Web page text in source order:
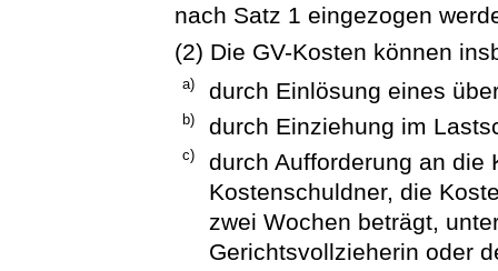
nach Satz 1 eingezogen
(2) Die GV-Kosten können
a) durch Einlösung eines
b) durch Einziehung im
c)
durch Aufforderung an die
Kostenschuldner, die
zwei Wochen beträgt,
Gerichtsvollzieherin oder